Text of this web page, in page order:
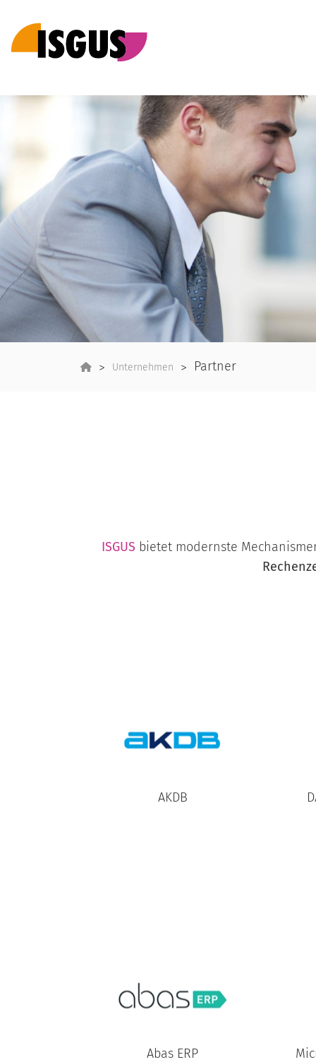
Unternehmen Partner
ISGUS bietet modernste
AKDB
Abas ERP